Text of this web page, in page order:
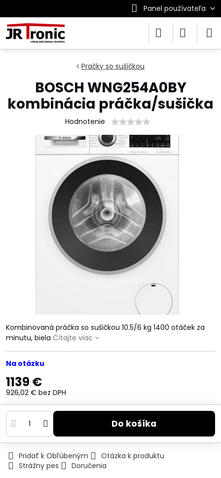
Panel používateľa
Pračky so sušičkou
BOSCH WNG254A0BY
kombinácia práčka/sušička
Hodnotenie
Kombinovaná práčka so sušičkou 10.5/6 kg 1400 otáček za
minutu, biela Čítajte viac
Na otázku
1139 €
926,02 € bez DPH
Do košíka
Pridať k Obľúbeným
Otázka k produktu
Strážny pes
Doručenia